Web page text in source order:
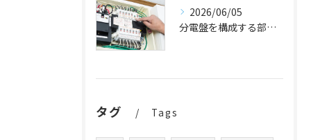
2026/06/05
分電盤を構成する部品は？
タグ Tags